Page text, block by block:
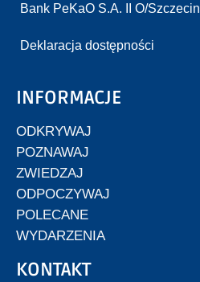
Bank PeKaO S.A. II O/Szczecin
Deklaracja dostępności
INFORMACJE
ODKRYWAJ
POZNAWAJ
ZWIEDZAJ
ODPOCZYWAJ
POLECANE
WYDARZENIA
KONTAKT